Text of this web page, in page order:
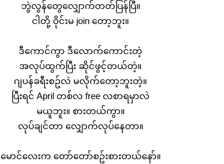
ဘွဲလွန်တွေလျှောက်တတ်ပြန်ပြီ။
ငါတို့ ဝိုင်းမ join တော့ဘူး။
ဒီကောင်ကွာ ဒီလောက်ကောင်းတဲ့
အလုပ်ထွက်ပြီး ဆိုင်ဖွင့်တယ်တဲ့။
ဂျပန်ခရီးစဥ်လဲ မလိုက်တော့ဘူးတဲ့။
ပြီးရင် April တစ်လ free လစာရမှာလဲ
မယူဘူး။ စားတယ်ကွာ။
လုပ်ချင်တာ လျှောက်လုပ်နေတာ။
မောင်လေးက တော်တော်စဥ်းစားတယ်နော်။